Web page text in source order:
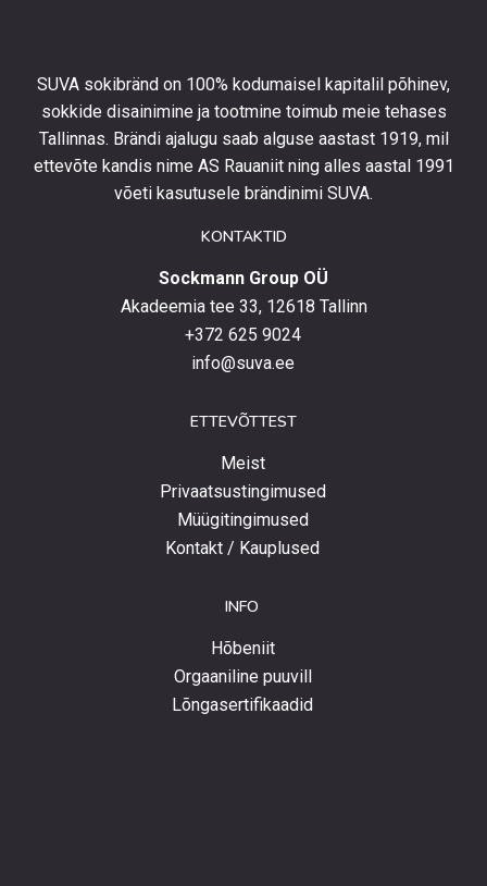
kursis
uusimate
toodetega,
eripakkumistega
SUVA sokibränd on 100% kodumaisel kapitalil põhinev,
sokkide disainimine ja tootmine toimub meie tehases
Tallinnas. Brändi ajalugu saab alguse aastast 1919, mil
ettevõte kandis nime AS Rauaniit ning alles aastal 1991
võeti kasutusele brändinimi SUVA.
KONTAKTID
Sockmann Group OÜ
Akadeemia tee 33, 12618 Tallinn
+372 625 9024
info@suva.ee
ETTEVÕTTEST
Meist
Privaatsustingimused
Müügitingimused
Kontakt / Kauplused
INFO
Hõbeniit
Orgaaniline puuvill
Lõngasertifikaadid